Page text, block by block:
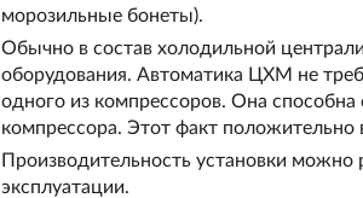
морозильные бонеты).
Обычно в состав холодильной
оборудования. Автоматика ЦХМ не
одного из компрессоров. Она
компрессора. Этот факт положительно
Производительность установки можно
эксплуатации.